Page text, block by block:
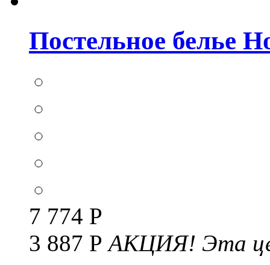
Постельное белье
7 774 Р
3 887 РАКЦИЯ! Эта